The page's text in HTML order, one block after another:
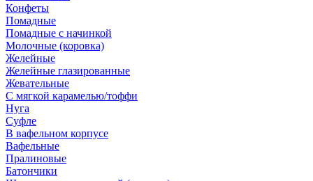
Конфеты
Помадные
Помадные с начинкой
Молочные (коровка)
Желейные
Желейные глазированные
Жевательные
С мягкой карамелью/тоффи
Нуга
Суфле
В вафельном корпусе
Вафельные
Пралиновые
Батончики